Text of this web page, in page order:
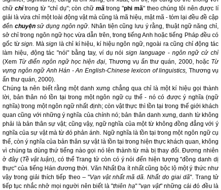
chữ chỉtrong từ "chỉ dụ"; còn chữ mãtrong "phi mã" theo chúng tôi nên được lí
giải là vừa chỉ một loài động vật mà cũng là mã hiệu, mật mã - tóm lại đều đề cập
đến chuyệnsử dụng ngôn ngữ. Nhân tiện cũng lưu ý rằng, thuật ngữ năng chỉ,
sở chỉ trong ngôn ngữ học vừa dẫn trên, trong tiếng Anh hoặc tiếng Pháp đều có
gốc từsign. Màsign là chỉ kí hiệu, kí hiệu ngôn ngữ, ngoài ra cũng chỉ động tác
làm hiệu, động tác "nói" bằng tay, ví dụ nóisign language - ngôn ngữ cử chỉ
(Xem Từ điển ngôn ngữ học hiện đại, Thương vụ ấn thư quán, 2000, hoặc Từ
vựng ngôn ngữ Anh Hán - An English-Chinese lexicon of linguistics, Thương vụ
ấn thư quán, 2000).
Chúng ta nên biết rằng một danh xưng chẳng qua chỉ là một kí hiệu gọi thành
lời, bản thân nó tồn tại trong một ngôn ngữ cụ thể - nó có được ý nghĩa (ngữ
nghĩa) trong một ngôn ngữ nhất định; còn vật thực thì tồn tại trong thế giới khách
quan cũng với những ý nghĩa của chính nó; bản thân danh xưng, danh từ không
phải là bản thân sự vật; cũng vậy, ngữ nghĩa của một từ không đồng đẳng với ý
nghĩa của sự vật mà từ đó phản ánh. Ngữ nghĩa là tồn tại trong một ngôn ngữ cụ
thể, còn ý nghĩa của bản thân sự vật là tồn tại trong hiện thực khách quan, không
vì chúng ta dùng thứ tiếng nào gọi nó lên thành từ mà bị thay đổi. Đương nhiên
ở đây (Tề vật luận), có thể Trang tử còn có ý nói đến hiện tượng "đồng danh dị
thực" của tiếng Hán đương thời. Văn Nhất Đa ít nhất cũng bộc lộ một ý thức như
vậy trong giải thích tiếp theo – "Vạn vật nhất mã dã. Nhất do giai dã". Trang tử
tiếp tục nhắc nhở mọi người nên biết là "thiên hạ" "vạn vật" những cái đó đều là